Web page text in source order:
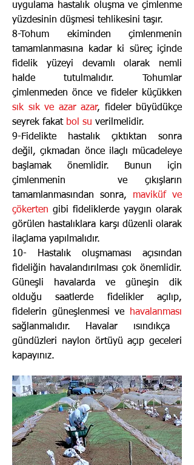
uygulama hastalık oluşma ve çimlenme
yüzdesinin düşmesi tehlikesini taşır.
8-Tohum ekiminden çimlenmenin
tamamlanmasına kadar ki süreç içinde
fidelik yüzeyi devamlı olarak nemli
halde tutulmalıdır. Tohumlar
çimlenmeden önce ve fideler küçükken
sık sık ve azar azar, fideler büyüdükçe
seyrek fakat bol su verilmelidir.
9-Fidelikte hastalık çıktıktan sonra
değil, çıkmadan önce ilaçlı mücadeleye
başlamak önemlidir. Bunun için
çimlenmenin ve çıkışların
tamamlanmasından sonra, maviküf ve
çökerten gibi fideliklerde yaygın olarak
görülen hastalıklara karşı düzenli olarak
ilaçlama yapılmalıdır.
10- Hastalık oluşmaması açısından
fideliğin havalandırılması çok önemlidir.
Güneşli havalarda ve güneşin dik
olduğu saatlerde fidelikler açılıp,
fidelerin güneşlenmesi ve
havalanması
sağlanmalıdır. Havalar ısındıkça
gündüzleri naylon örtüyü açıp geceleri
kapayınız.